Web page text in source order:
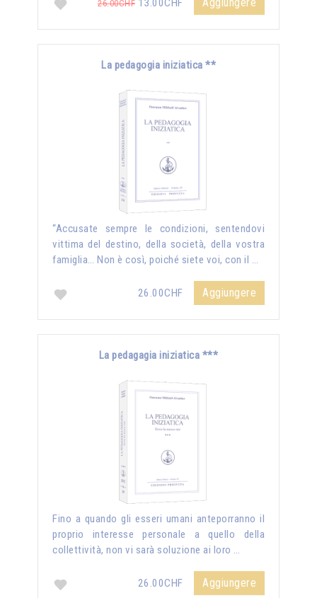
26.00CHF 13.00CHF Aggiungere
La pedagogia iniziatica **
“Accusate sempre le condizioni, sentendovi
vittima del destino, della società, della vostra
famiglia… Non è così, poiché siete voi, con il …
26.00CHF Aggiungere
La pedagagia iniziatica ***
Fino a quando gli esseri umani anteporranno il
proprio interesse personale a quello della
collettività, non vi sarà soluzione ai loro …
26.00CHF Aggiungere